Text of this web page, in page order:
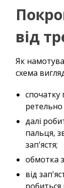
від
Як
схема
спочатку
далі
пальця,
зап'ястя;
обмотка
від
робиться